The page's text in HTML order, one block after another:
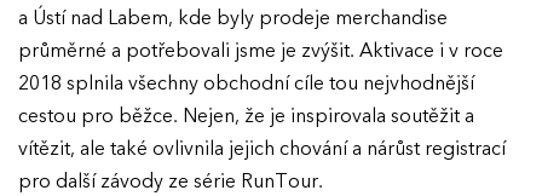
a Ústí nad Labem, kde byly prodeje merchandise
průměrné a potřebovali jsme je zvýšit. Aktivace i v roce
2018 splnila všechny obchodní cíle tou nejvhodnější
cestou pro běžce. Nejen, že je inspirovala soutěžit a
vítězit, ale také ovlivnila jejich chování a nárůst registrací
pro další závody ze série RunTour.